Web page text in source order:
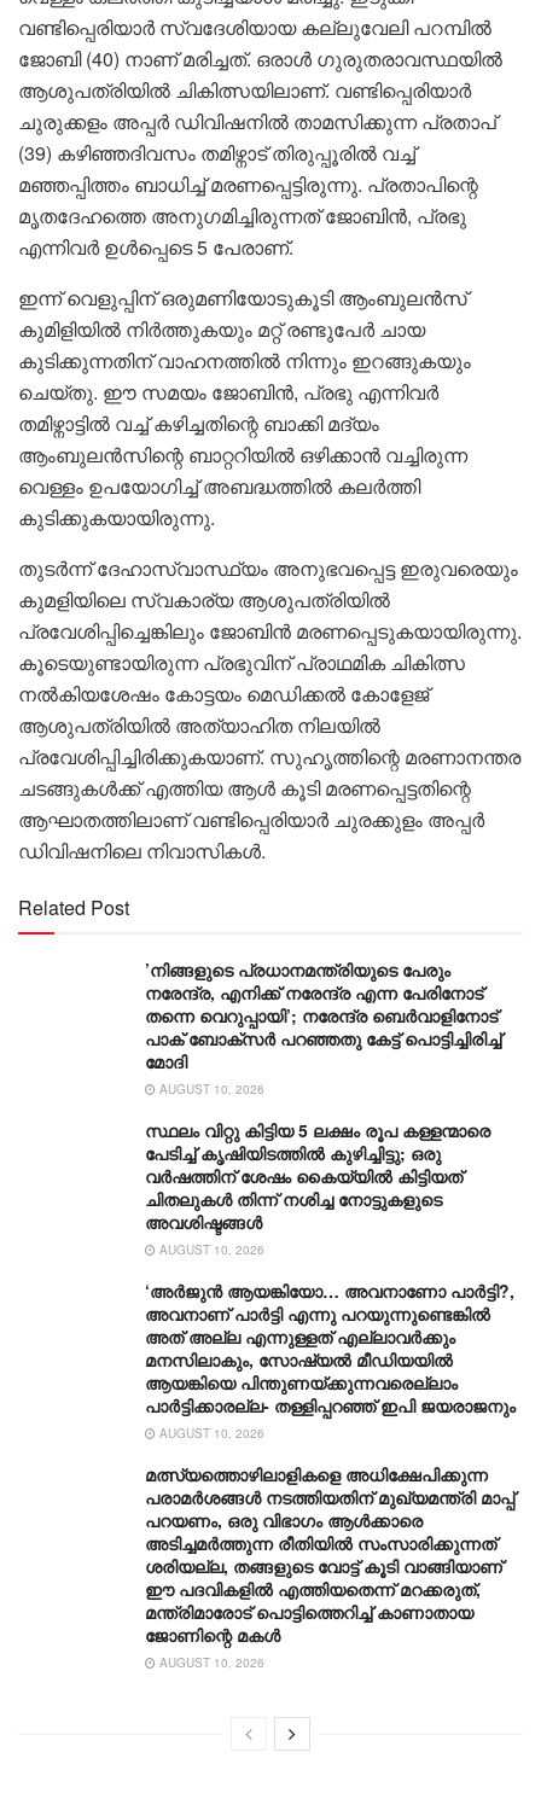
വണ്ടിപ്പെരിയാർ സ്വദേശിയായ കല്ലുവേലി പറമ്പിൽ
ജോബി (40) നാണ് മരിച്ചത്. ഒരാൾ ഗുരുതരാവസ്ഥയിൽ
ആശുപത്രിയിൽ ചികിത്സയിലാണ്. വണ്ടിപ്പെരിയാർ
ചുരുക്കളം അപ്പർ ഡിവിഷനിൽ താമസിക്കുന്ന പ്രതാപ്
(39) കഴിഞ്ഞദിവസം തമിഴ്നാട് തിരുപ്പൂരിൽ വച്ച്
മഞ്ഞപ്പിത്തം ബാധിച്ച് മരണപ്പെട്ടിരുന്നു. പ്രതാപിന്റെ
മൃതദേഹത്തെ അനുഗമിച്ചിരുന്നത് ജോബിൻ, പ്രഭു
എന്നിവർ ഉൾപ്പെടെ 5 പേരാണ്.
ഇന്ന് വെളുപ്പിന് ഒരുമണിയോടുകൂടി ആംബുലൻസ്
കുമിളിയിൽ നിർത്തുകയും മറ്റ് രണ്ടുപേർ ചായ
കുടിക്കുന്നതിന് വാഹനത്തിൽ നിന്നും ഇറങ്ങുകയും
ചെയ്തു. ഈ സമയം ജോബിൻ, പ്രഭു എന്നിവർ
തമിഴ്നാട്ടിൽ വച്ച് കഴിച്ചതിന്റെ ബാക്കി മദ്യം
ആംബുലൻസിന്റെ ബാറ്ററിയിൽ ഒഴിക്കാൻ വച്ചിരുന്ന
വെള്ളം ഉപയോഗിച്ച് അബദ്ധത്തിൽ കലർത്തി
കുടിക്കുകയായിരുന്നു.
തുടർന്ന് ദേഹാസ്വാസ്ഥ്യം അനുഭവപ്പെട്ട ഇരുവരെയും
കുമളിയിലെ സ്വകാര്യ ആശുപത്രിയിൽ
പ്രവേശിപ്പിച്ചെങ്കിലും ജോബിൻ മരണപ്പെടുകയായിരുന്നു.
കൂടെയുണ്ടായിരുന്ന പ്രഭുവിന് പ്രാഥമിക ചികിത്സ
നൽകിയശേഷം കോട്ടയം മെഡിക്കൽ കോളേജ്
ആശുപത്രിയിൽ അത്യാഹിത നിലയിൽ
പ്രവേശിപ്പിച്ചിരിക്കുകയാണ്. സുഹൃത്തിന്റെ മരണാനന്തര
ചടങ്ങുകൾക്ക് എത്തിയ ആൾ കൂടി മരണപ്പെട്ടതിന്റെ
ആഘാതത്തിലാണ് വണ്ടിപ്പെരിയാർ ചുരക്കുളം അപ്പർ
ഡിവിഷനിലെ നിവാസികൾ.
Related Post
’നിങ്ങളുടെ പ്രധാനമന്ത്രിയുടെ പേരും
നരേന്ദ്ര, എനിക്ക് നരേന്ദ്ര എന്ന പേരിനോട്
തന്നെ വെറുപ്പായി’; നരേന്ദ്ര ബെർവാളിനോട്
പാക് ബോക്സർ പറഞ്ഞതു കേട്ട് പൊട്ടിച്ചിരിച്ച്
മോദി
AUGUST 10, 2026
സ്ഥലം വിറ്റു കിട്ടിയ 5 ലക്ഷം രൂപ കള്ളന്മാരെ
പേടിച്ച് കൃഷിയിടത്തിൽ കുഴിച്ചിട്ടു; ഒരു
വർഷത്തിന് ശേഷം കൈയ്യിൽ കിട്ടിയത്
ചിതലുകൾ തിന്ന് നശിച്ച നോട്ടുകളുടെ
അവശിഷ്ടങ്ങൾ
AUGUST 10, 2026
‘അർജുൻ ആയങ്കിയോ… അവനാണോ പാർട്ടി?,
അവനാണ് പാർട്ടി എന്നു പറയുന്നുണ്ടെങ്കിൽ
അത് അല്ല എന്നുള്ളത് എല്ലാവർക്കും
മനസിലാകും, സോഷ്യൽ മീഡിയയിൽ
ആയങ്കിയെ പിന്തുണയ്ക്കുന്നവരെല്ലാം
പാർട്ടിക്കാരല്ല- തള്ളിപ്പറഞ്ഞ് ഇപി ജയരാജനും
AUGUST 10, 2026
മത്സ്യത്തൊഴിലാളികളെ അധിക്ഷേപിക്കുന്ന
പരാമർശങ്ങൾ നടത്തിയതിന് മുഖ്യമന്ത്രി മാപ്പ്
പറയണം, ഒരു വിഭാഗം ആൾക്കാരെ
അടിച്ചമർത്തുന്ന രീതിയില്‍ സംസാരിക്കുന്നത്
ശരിയല്ല, തങ്ങളുടെ വോട്ട് കൂടി വാങ്ങിയാണ്
ഈ പദവികളിൽ എത്തിയതെന്ന് മറക്കരുത്,
മന്ത്രിമാരോട് പൊട്ടിത്തെറിച്ച് കാണാതായ
ജോണിന്റെ മകള്‍
AUGUST 10, 2026